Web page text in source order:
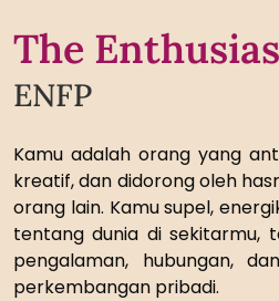
The
ENFP
Kamu adalah orang yang
kreatif, dan didorong oleh
orang lain. Kamu supel,
tentang dunia di sekitarmu,
pengalaman, hubungan,
perkembangan pribadi.